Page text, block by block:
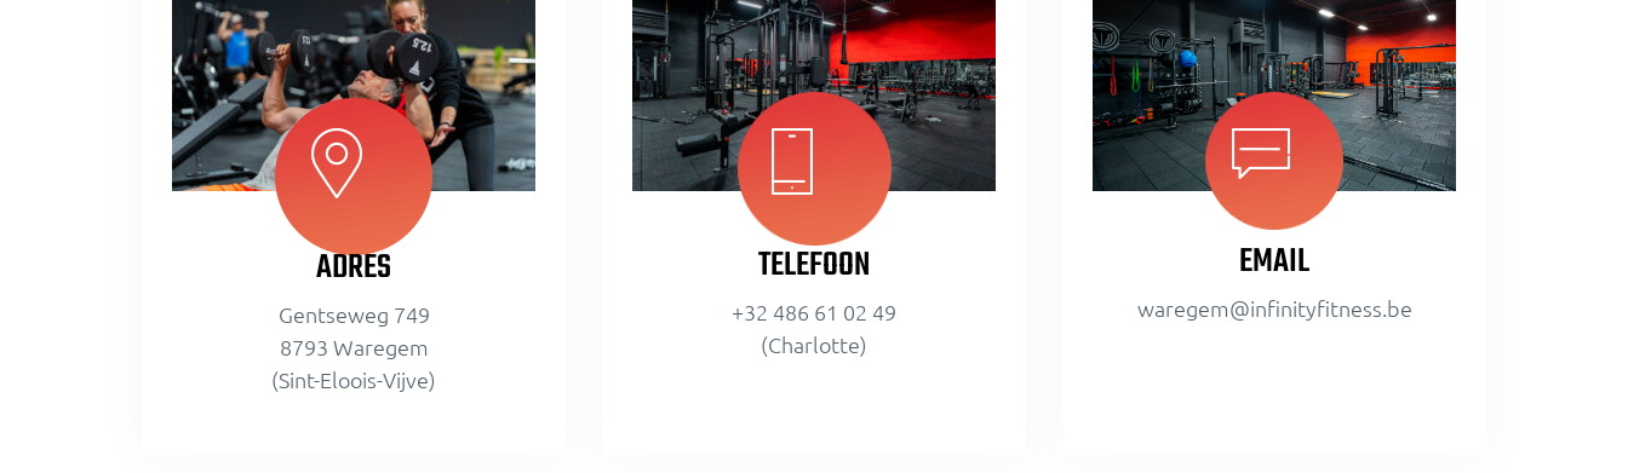
ADRES
Gentseweg 749
8793 Waregem
(Sint-Eloois-Vijve)
TELEFOON
+32 486 61 02 49
(Charlotte)
EMAIL
waregem@infinityfitness.be